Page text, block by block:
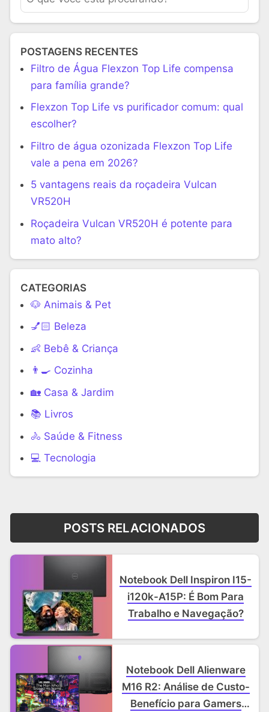
POSTAGENS RECENTES
Filtro de Água Flexzon Top Life compensa
para família grande?
Flexzon Top Life vs purificador comum: qual
escolher?
Filtro de água ozonizada Flexzon Top Life
vale a pena em 2026?
5 vantagens reais da roçadeira Vulcan
VR520H
Roçadeira Vulcan VR520H é potente para
mato alto?
CATEGORIAS
🐶 Animais & Pet
💅🏻 Beleza
👶 Bebê & Criança
👨‍🍳 Cozinha
🏡 Casa & Jardim
📚 Livros
🚴 Saúde & Fitness
‍💻 Tecnologia
POSTS RELACIONADOS
Notebook Dell Inspiron I15-
i120k-A15P: É Bom Para
Trabalho e Navegação?
Notebook Dell Alienware
M16 R2: Análise de Custo-
Benefício para Gamers